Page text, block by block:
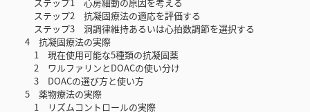
ステップ2 抗凝固療法の適応を評価する
ステップ3 洞調律維持あるいは心拍数調節を選択する
4 抗凝固療法の実際
1 現在使用可能な5種類の抗凝固薬
2 ワルファリンとDOACの使い分け
3 DOACの選び方と使い方
5 薬物療法の実際
1 リズムコントロールの実際